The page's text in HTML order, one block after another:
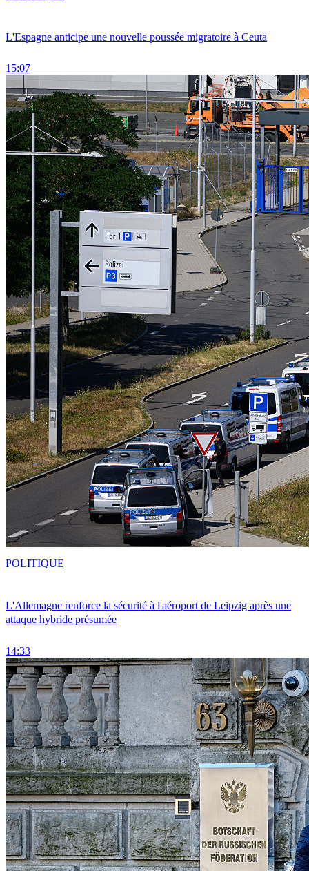
L'Espagne anticipe une nouvelle poussée migratoire à Ceuta
15:07
L'Allemagne renforce la sécurité à l'aéroport de Leipzig après une
attaque hybride présumée
14:33
POLITIQUE